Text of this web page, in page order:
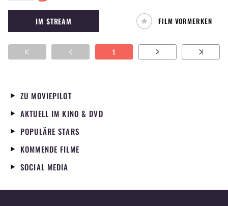
u.a. Liam Neeson, Olivia Wilde und James
Franco zusammen.
IM STREAM FILM VORMERKEN
1
ZU MOVIEPILOT
AKTUELL IM KINO & DVD
POPULÄRE STARS
KOMMENDE FILME
SOCIAL MEDIA